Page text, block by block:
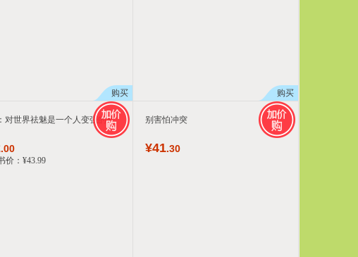
购买 购买
对世界祛魅是一个人变强的开
.00
价： ¥43.99
别害怕冲突
¥41.30